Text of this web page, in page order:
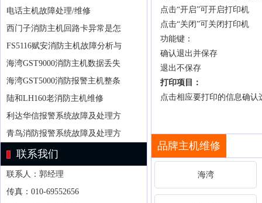
电话主机故障处理/维修
西门子消防主机回路卡异常是怎
FS5116赋安消防主机故障分析与
海湾GST9000消防主机数据丢失
海湾GST5000消防报警主机整条
陆和LH160老消防主机维修
利达华信报警系统故障及处理方
青鸟消防报警系统故障及处理方
联系我们
联系人：郭经理
传真：010-69552656
点击“开启”可开启打印机
点击“关闭”可关闭打印机
功能键：
确认退出并保存
退出不保存
打印项目：
点击相应要打印的信息确
品牌主机维修
海湾